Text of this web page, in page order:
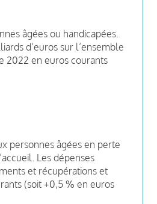
âgées ou handicapées.
d’euros sur l’ensemble
2022 en euros courants
personnes âgées en perte
Les dépenses
et récupérations et
(soit +0,5 % en euros